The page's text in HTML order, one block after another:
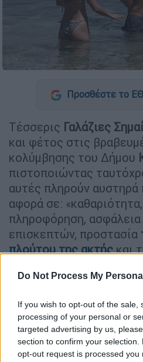
Do Not Process My
If you wish to opt-out of the sale,
processing of your personal or
targeted advertising by us,
section to confirm your
opt-out request is processed you
Προσθέστε το
Τέσσερις Γαλάζιες
και φέτος στις
κολύμβησης του Δήμου
πιστοποιώντας
αυτές πληρούν
αφορά σε:
πληροφόρηση,
επισκεπτών, προστασία
πλούτου της ακτήςκαι
Προστασίας της Φύσης
Χειριστή του
"Γαλάζια Σημαία" στην
ανακοινώθηκαν οι